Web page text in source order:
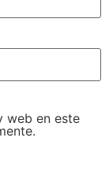
web en este